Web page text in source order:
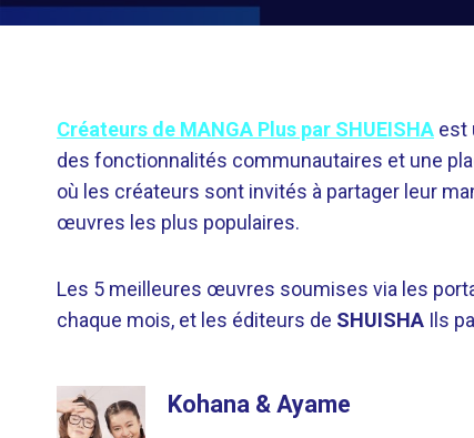
Créateurs de MANGA Plus par SHUEISHA est
des fonctionnalités communautaires et une
où les créateurs sont invités à partager leur
œuvres les plus populaires.
Les 5 meilleures œuvres soumises via les
chaque mois, et les éditeurs de SHUISHA Ils
Kohana & Ayame